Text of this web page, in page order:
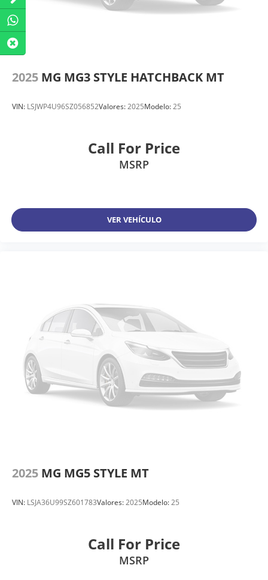
2025 MG MG3 STYLE HATCHBACK MT
VIN: LSJWP4U96SZ056852Valores:2025Modelo:25
Call For Price
MSRP
VER VEHÍCULO
2025 MG MG5 STYLE MT
VIN: LSJA36U99SZ601783Valores:2025Modelo:25
Call For Price
MSRP